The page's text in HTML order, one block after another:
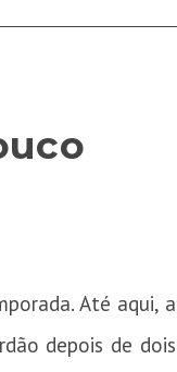
Até aqui, a
depois de dois